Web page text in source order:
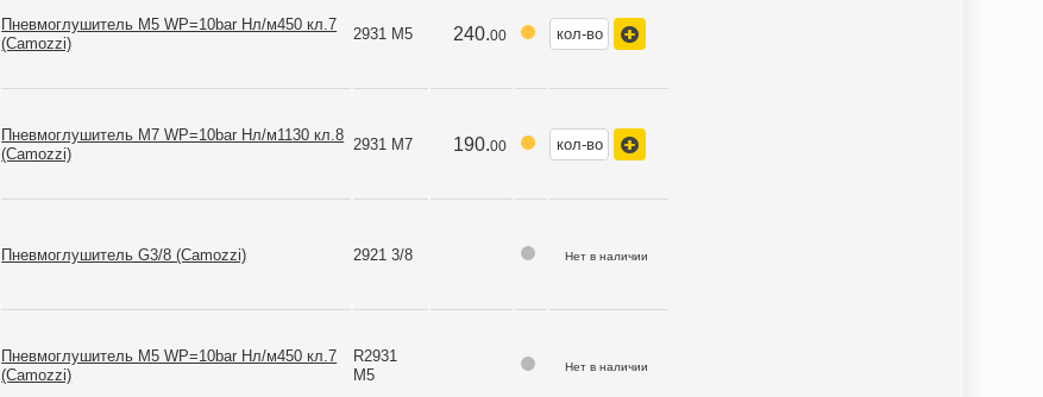
Пневмоглушитель M5 WP=10bar Нл/м450 кл.7
(Camozzi)
2931 M5 240.00
Пневмоглушитель M7 WP=10bar Нл/м1130 кл.8
(Camozzi)
2931 M7 190.00
Пневмоглушитель G3/8 (Camozzi) 2921 3/8 Нет в наличии
Пневмоглушитель M5 WP=10bar Нл/м450 кл.7
(Camozzi)
R2931
M5
Нет в наличии